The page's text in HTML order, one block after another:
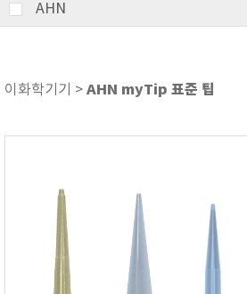
AHN
ATAGO
BROOKFIELD
CIRRUS Research
DA METER®
Delta-OHM
이화학기기 > AHN myTip 표준 팁